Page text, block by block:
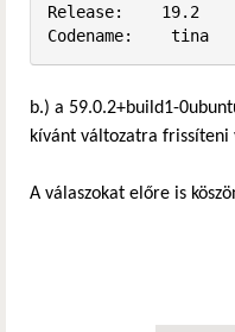
Release:    19.2
Codename:    tina
b.) a 59.0.2+build1-
kívánt változatra frissíteni
A válaszokat előre is